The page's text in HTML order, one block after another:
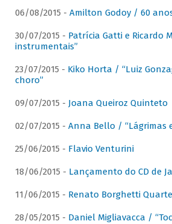
06/08/2015 - Amilton Godoy / 60
30/07/2015 - Patrícia Gatti e Ricardo
instrumentais”
23/07/2015 - Kiko Horta / “Luiz
choro”
09/07/2015 - Joana Queiroz Quinteto
02/07/2015 - Anna Bello / “Lágrimas
25/06/2015 - Flavio Venturini
18/06/2015 - Lançamento do CD de
11/06/2015 - Renato Borghetti
28/05/2015 - Daniel Migliavacca /